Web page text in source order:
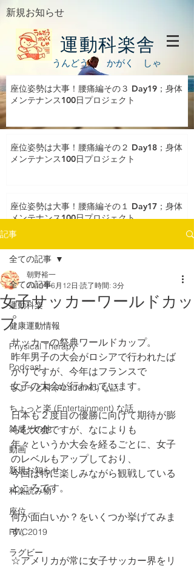
新規お知らせ
運動科楽舎
うんどう かがく しゃ
座位姿勢は大事！腰痛編その３ Day19；身体
メンテナンス100日プロジェクト
座位姿勢は大事！腰痛編その２ Day18；身体
メンテナンス100日プロジェクト
座位姿勢は大事！腰痛編その１ Day17；身体
メンテナンス100日プロジェクト
記事
全ての記事
運動科楽
健康運動情報
Physical Therapy
Podcast
ちょっと科 (Academic) な話
ちょっと楽 (Entertainment) な話
雑感その他
動画
新規お知らせ
科楽読み物
座位
RWC2019
ラグビー
全ての記事
女子サッカーワールドカッ
プ
朝野裕一
2019年6月12日 読了時間: 3分
サッカーの祭典ワールドカップ。
昨年男子の大会がロシアで行われたば
かりですが、今年はフランスで
女子の大会が行われています。
日本も２度目の優勝に向けて期待が膨
らむ大会ですが、なによりも
年々というか大会を経るごとに、女子
のレベルもアップしており、
今回は特に楽しみながら観戦している
ところです。
何が面白いか？をいくつか挙げてみま
す。
☆アメリカが常に女子サッカー界をリ